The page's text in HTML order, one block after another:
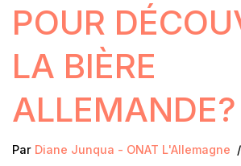
POUR
LA BIÈRE
ALLEMANDE?
Par Diane Junqua - ONAT L'Allemagne